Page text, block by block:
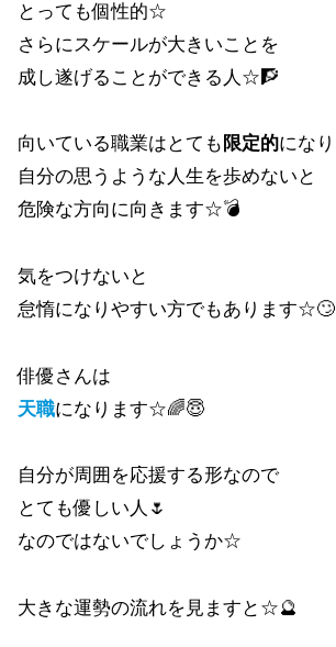
とっても個性的☆
さらにスケールが大きいことを
成し遂げることができる人☆🧗
向いている職業はとても 限定的になり
自分の思うような人生を歩めないと
危険な方向に向きます☆💣
気をつけないと
怠惰になりやすい方でもあります☆🙄
俳優さんは
天職になります☆🌈😇
自分が周囲を応援する形なので
とても優しい人🌷
なのではないでしょうか☆
大きな運勢の流れを見ますと☆🔮